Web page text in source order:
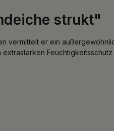
strukt"
vermittelt er ein
Feuchtigkeitsschutz